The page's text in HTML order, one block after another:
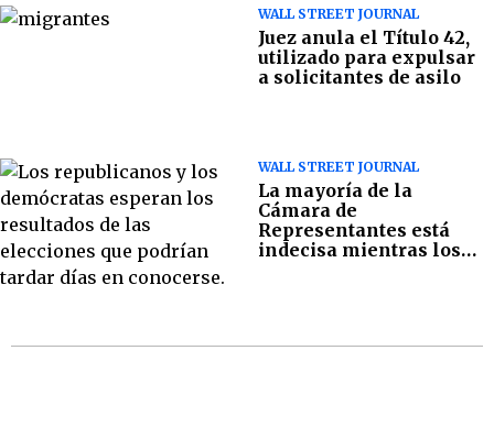
WALL STREET JOURNAL
Juez anula el Título 42,
utilizado para expulsar
a solicitantes de asilo
WALL STREET JOURNAL
La mayoría de la
Cámara de
Representantes está
indecisa mientras los